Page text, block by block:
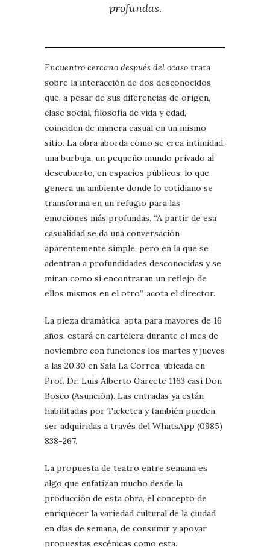
profundas.
Encuentro cercano después del ocaso trata
sobre la interacción de dos desconocidos
que, a pesar de sus diferencias de origen,
clase social, filosofía de vida y edad,
coinciden de manera casual en un mismo
sitio. La obra aborda cómo se crea intimidad,
una burbuja, un pequeño mundo privado al
descubierto, en espacios públicos, lo que
genera un ambiente donde lo cotidiano se
transforma en un refugio para las
emociones más profundas. “A partir de esa
casualidad se da una conversación
aparentemente simple, pero en la que se
adentran a profundidades desconocidas y se
miran como si encontraran un reflejo de
ellos mismos en el otro”, acota el director.
La pieza dramática, apta para mayores de 16
años, estará en cartelera durante el mes de
noviembre con funciones los martes y jueves
a las 20.30 en Sala La Correa, ubicada en
Prof. Dr. Luis Alberto Garcete 1163 casi Don
Bosco (Asunción). Las entradas ya están
habilitadas por Ticketea y también pueden
ser adquiridas a través del WhatsApp (0985)
838-267.
La propuesta de teatro entre semana es
algo que enfatizan mucho desde la
producción de esta obra, el concepto de
enriquecer la variedad cultural de la ciudad
en días de semana, de consumir y apoyar
propuestas escénicas como esta.